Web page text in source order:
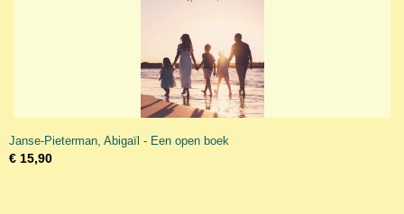
Janse-Pieterman, Abigaïl - Een open boek
€ 15,90